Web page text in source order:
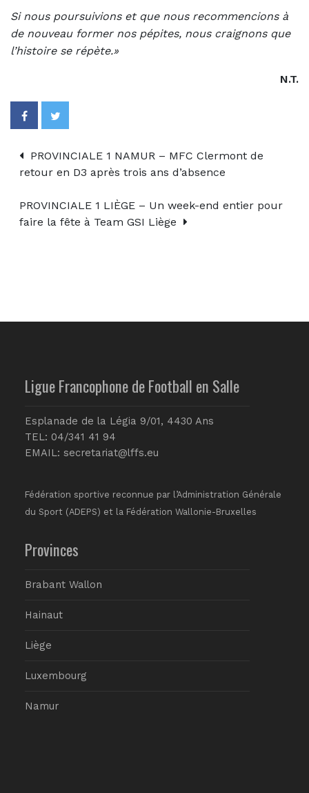
Si nous poursuivions et que nous recommencions à
de nouveau former nos pépites, nous craignons que
l’histoire se répète.»
N.T.
PROVINCIALE 1 NAMUR – MFC Clermont de
retour en D3 après trois ans d’absence
PROVINCIALE 1 LIÈGE – Un week-end entier pour
faire la fête à Team GSI Liège
Ligue Francophone de Football en Salle
Esplanade de la Légia 9/01, 4430 Ans
TEL: 04/341 41 94
EMAIL: secretariat@lffs.eu
Fédération sportive reconnue par l’Administration Générale
du Sport (ADEPS) et la Fédération Wallonie-Bruxelles
Provinces
Brabant Wallon
Hainaut
Liège
Luxembourg
Namur